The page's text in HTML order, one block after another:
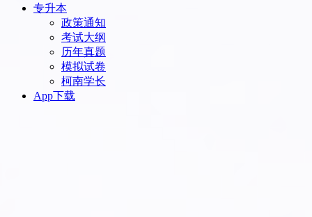
专升本
政策通知
考试大纲
历年真题
模拟试卷
柯南学长
App下载